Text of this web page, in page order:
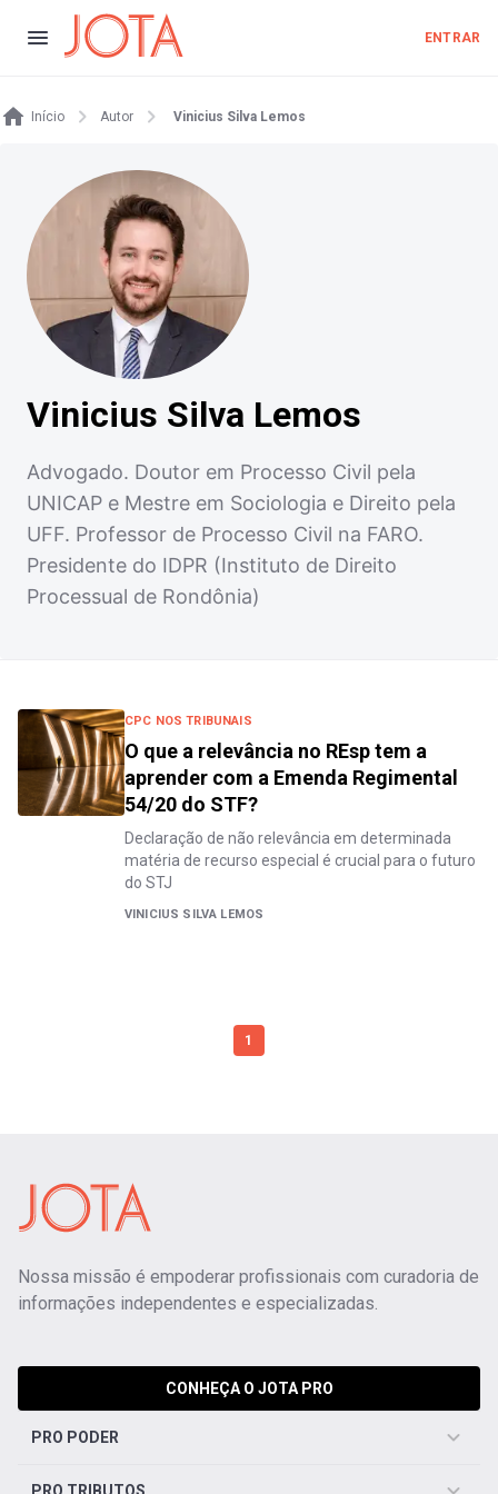
ENTRAR
Início Autor Vinicius Silva Lemos
Vinicius Silva Lemos
Advogado. Doutor em Processo Civil pela
UNICAP e Mestre em Sociologia e Direito pela
UFF. Professor de Processo Civil na FARO.
Presidente do IDPR (Instituto de Direito
Processual de Rondônia)
CPC NOS TRIBUNAIS
O que a relevância no REsp tem a
aprender com a Emenda Regimental
54/20 do STF?
Declaração de não relevância em determinada
matéria de recurso especial é crucial para o futuro
do STJ
VINICIUS SILVA LEMOS
1
Nossa missão é empoderar profissionais com curadoria de
informações independentes e especializadas.
CONHEÇA O JOTA PRO
PRO PODER